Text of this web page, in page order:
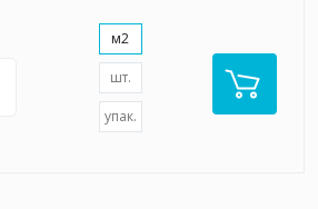
м2
шт.
упак.